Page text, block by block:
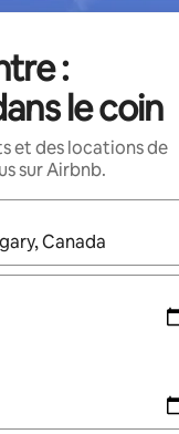
:
le coin
et des locations de
sur Airbnb.
parcourez-les